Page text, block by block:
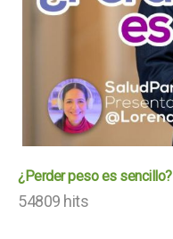
¿Perder peso es sencillo?
54809 hits